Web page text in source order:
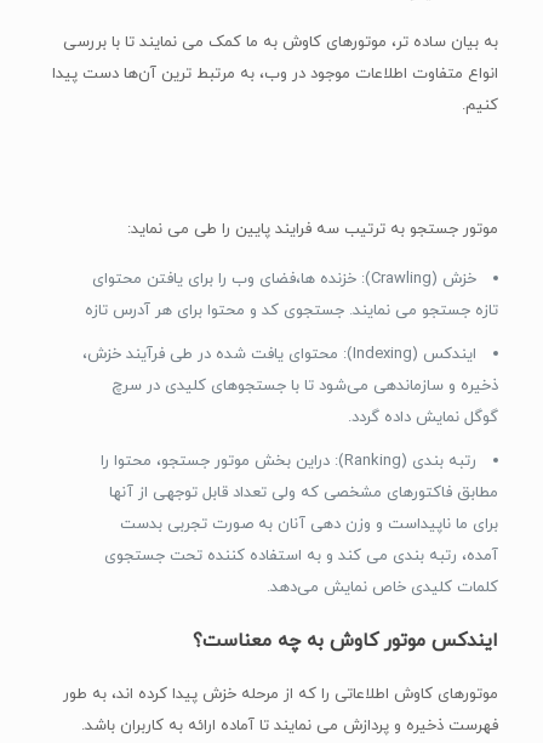
به بیان ساده تر، موتورهای کاوش به ما کمک می نمایند تا با بررسی
انواع متفاوت اطلاعات موجود در وب، به مرتبط ترین آن‌ها دست پیدا
کنیم.
موتور جستجو به ترتیب سه فرایند پایین را طی می نماید:
خزش (Crawling): خزنده ها،فضای وب را برای یافتن محتوای
تازه جستجو می نمایند. جستجوی کد و محتوا برای هر آدرس تازه
ایندکس (Indexing): محتوای یافت شده در طی فرآیند خزش،
ذخیره و سازماندهی می‌شود تا با جستجوهای کلیدی در سرچ
گوگل نمایش داده گردد.
رتبه بندی (Ranking): در‌این بخش موتور جستجو، محتوا را
مطابق فاکتورهای مشخصی که ولی تعداد قابل توجهی از آنها
برای ما ناپیداست و وزن دهی آنان به صورت تجربی بدست
آمده، رتبه بندی می کند و به استفاده کننده تحت جستجوی
کلمات کلیدی خاص نمایش می‌دهد.
ایندکس موتور کاوش به چه معناست؟
موتورهای کاوش اطلاعاتی را که از مرحله خزش پیدا کرده اند، به طور
فهرست ذخیره و پردازش می نمایند تا آماده ارائه به کاربران باشد.